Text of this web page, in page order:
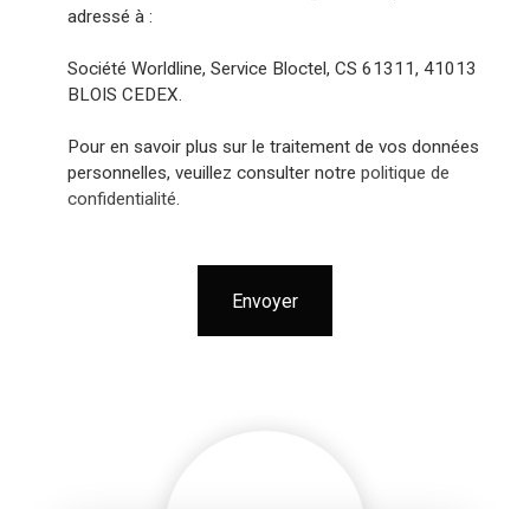
adressé à :
Société Worldline, Service Bloctel, CS 61311, 41013
BLOIS CEDEX.
Pour en savoir plus sur le traitement de vos données
personnelles, veuillez consulter notre politique de
confidentialité.
Envoyer